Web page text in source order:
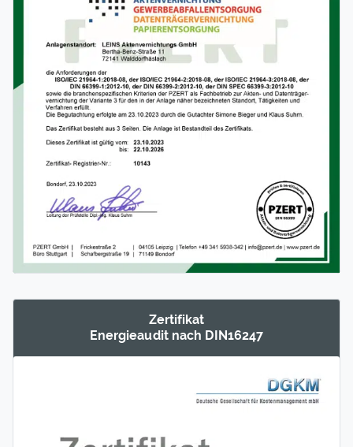
Zertifikat
Energie­audit nach DIN16247